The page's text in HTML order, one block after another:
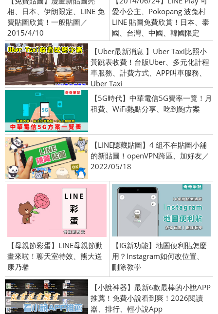
相、日本、伊朗限定、LINE 免
費貼圖欣賞！一般貼圖／
2015/4/10
愛小公主、Pokopang 波兔村
LINE 貼圖免費欣賞！日本、泰
國、台灣、中國、韓國限定
【Uber最新消息 】Uber Taxi比照小
黃跳表收費！台版Uber、多元化計程
車服務、計費方式、APP叫車服務、
Uber Taxi
【5G時代】中華電信5G費率一覽！月
租費、WiFi熱點分享、吃到飽方案
【LINE隱藏貼圖】4 組不在貼圖小舖
的新貼圖！openVPN跨區、加好友／
2022/05/18
【母親節彩蛋】LINE母親節動
畫來啦！聊天室特效、熊大送
康乃馨
【IG新功能】地圖便利貼怎麼
用？Instagram如何改位置、
刪除教學
【小說神器】最新6款最棒的小說APP
推薦！免費小說看到爽！2026閱讀
器、排行、輕小說App